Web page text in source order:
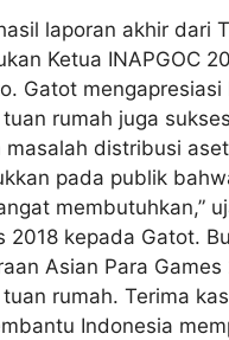
laporan akhir dari
Ketua INAPGOC
Gatot
rumah juga
distribusi
pada publik
membutuhkan,”
kepada Gatot.
Asian Para
rumah. Terima
Indonesia